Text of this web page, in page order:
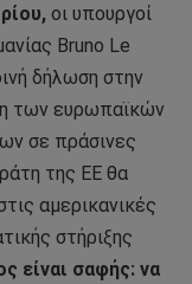
οι υπουργοί
Bruno Le
δήλωση στην
των ευρωπαϊκών
σε πράσινες
της ΕΕ θα
αμερικανικές
στήριξης
είναι σαφής: να